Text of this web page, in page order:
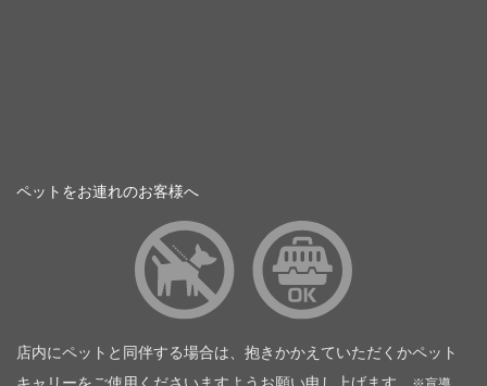
ペットをお連れのお客様へ
店内にペットと同伴する場合は、抱きかかえていただくかペット